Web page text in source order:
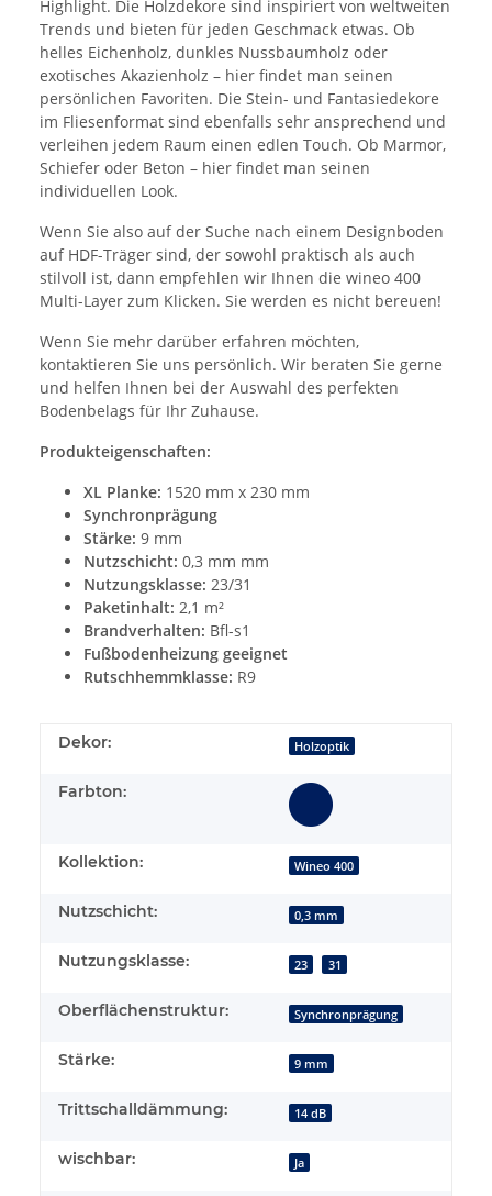
Highlight. Die Holzdekore sind inspiriert von weltweiten
Trends und bieten für jeden Geschmack etwas. Ob
helles Eichenholz, dunkles Nussbaumholz oder
exotisches Akazienholz – hier findet man seinen
persönlichen Favoriten. Die Stein- und Fantasiedekore
im Fliesenformat sind ebenfalls sehr ansprechend und
verleihen jedem Raum einen edlen Touch. Ob Marmor,
Schiefer oder Beton – hier findet man seinen
individuellen Look.
Wenn Sie also auf der Suche nach einem Designboden
auf HDF-Träger sind, der sowohl praktisch als auch
stilvoll ist, dann empfehlen wir Ihnen die wineo 400
Multi-Layer zum Klicken. Sie werden es nicht bereuen!
Wenn Sie mehr darüber erfahren möchten,
kontaktieren Sie uns persönlich. Wir beraten Sie gerne
und helfen Ihnen bei der Auswahl des perfekten
Bodenbelags für Ihr Zuhause.
Produkteigenschaften:
XL Planke: 1520 mm x 230 mm
Synchronprägung
Stärke: 9 mm
Nutzschicht: 0,3 mm mm
Nutzungsklasse: 23/31
Paketinhalt: 2,1 m²
Brandverhalten: Bfl-s1
Fußbodenheizung geeignet
Rutschhemmklasse: R9
Dekor: Holzoptik
Farbton:
Kollektion: Wineo 400
Nutzschicht: 0,3 mm
Nutzungsklasse: 23 31
Oberflächenstruktur: Synchronprägung
Stärke: 9 mm
Trittschalldämmung: 14 dB
wischbar: Ja